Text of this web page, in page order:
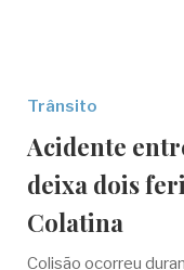
Trânsito
Acidente
deixa dois
Colatina
Colisão ocorreu